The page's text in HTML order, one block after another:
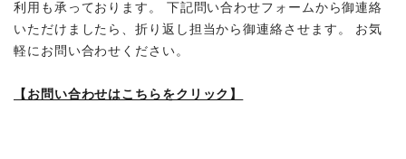
全商品
利用も承っております。 下記問い合わせフォームから御連絡
いただけましたら、折り返し担当から御連絡させます。 お気
軽にお問い合わせください。
【お問い合わせはこちらをクリック】